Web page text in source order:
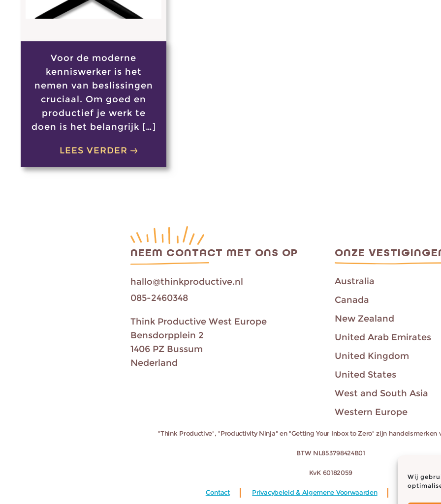
Wij
Voor de moderne
kenniswerker is het
nemen van beslissingen
cruciaal. Om goed en
productief je werk te
doen is het belangrijk […]
LEES VERDER
NEEM CONTACT MET ONS OP
hallo@thinkproductive.nl
085-2460348
Think Productive West Europe
Bensdorpplein 2
1406 PZ Bussum
Nederland
ONZE
Australia
Canada
New Zealand
United Arab Emirates
United Kingdom
United States
West and South Asia
Western Europe
"Think Productive", "Productivity Ninja" en "Getting Your Inbox to Zero" zijn handelsmerken
BTW NL853798424B01
KvK 60182059
Contact Privacybeleid & Algemene Voorwaarden